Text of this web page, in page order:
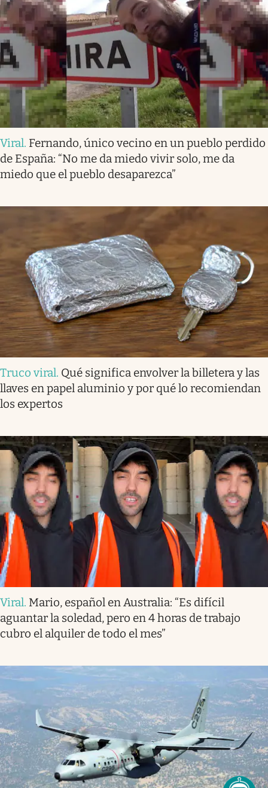
Viral. Fernando, único vecino en un pueblo perdido
de España: “No me da miedo vivir solo, me da
miedo que el pueblo desaparezca”
Truco viral. Qué significa envolver la billetera y las
llaves en papel aluminio y por qué lo recomiendan
los expertos
Viral. Mario, español en Australia: “Es difícil
aguantar la soledad, pero en 4 horas de trabajo
cubro el alquiler de todo el mes”